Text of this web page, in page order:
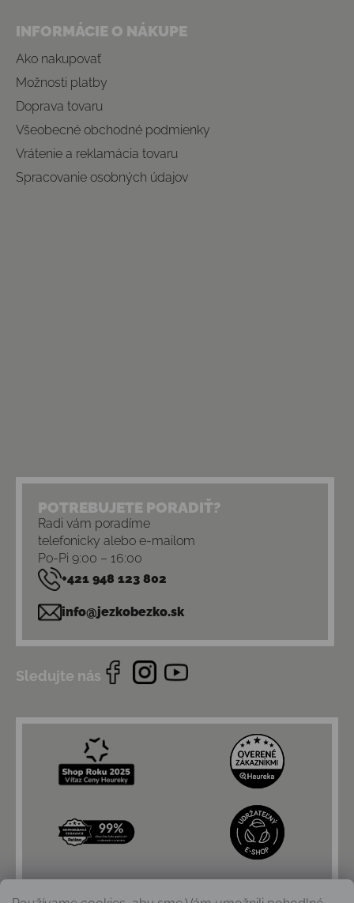
INFORMÁCIE O NÁKUPE
Ako nakupovať
Možnosti platby
Doprava tovaru
Všeobecné obchodné podmienky
Vrátenie a reklamácia tovaru
Spracovanie osobných údajov
POTREBUJETE PORADIŤ?
Radi vám poradíme
telefonicky alebo e-mailom
Po-Pi 9:00 – 16:00
+421 948 123 802
info@jezkobezko.sk
Sledujte nás